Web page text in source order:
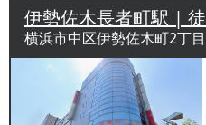
伊勢佐木長者町駅 |
横浜市中区伊勢佐木町2丁目